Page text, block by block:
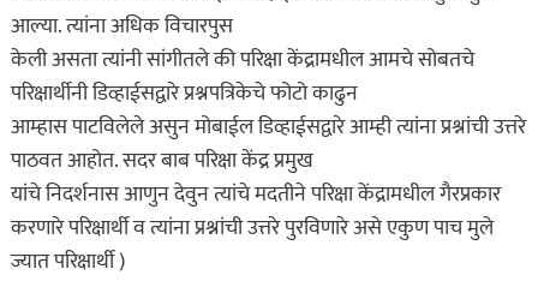
आल्या. त्यांना अधिक विचारपुस
केली असता त्यांनी सांगीतले की परिक्षा केंद्रामधील आमचे सोबतचे
परिक्षार्थीनी डिव्हाईसद्वारे प्रश्नपत्रिकेचे फोटो काढुन
आम्हास पाटविलेले असुन मोबाईल डिव्हाईसद्वारे आम्ही त्यांना प्रश्नांची उत्तरे
पाठवत आहोत. सदर बाब परिक्षा केंद्र प्रमुख
यांचे निदर्शनास आणुन देवुन त्यांचे मदतीने परिक्षा केंद्रामधील गैरप्रकार
करणारे परिक्षार्थी व त्यांना प्रश्नांची उत्तरे पुरविणारे असे एकुण पाच मुले
ज्यात परिक्षार्थी )